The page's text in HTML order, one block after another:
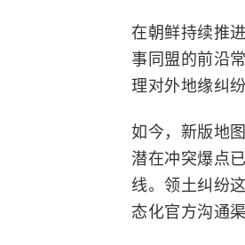
在朝鲜持续推
事同盟的前沿
理对外地缘纠纷
如今，新版地
潜在冲突爆点
线。领土纠纷
态化官方沟通